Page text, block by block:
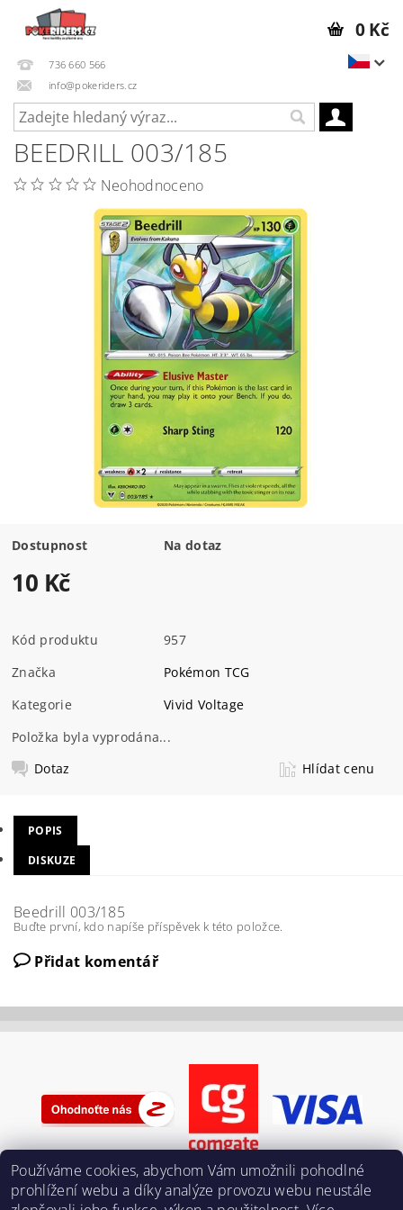
736 660 566
info@pokeriders.cz
0 Kč
BEEDRILL 003/185
Neohodnoceno
Dostupnost Na dotaz
10 Kč
Kód produktu
957
Značka
Pokémon TCG
Kategorie
Vivid Voltage
Položka byla vyprodána...
Dotaz
Hlídat cenu
POPIS
DISKUZE
Beedrill 003/185
Buďte první, kdo napíše příspěvek k této položce.
Přidat komentář
Používáme cookies, abychom Vám umožnili pohodlné
prohlížení webu a díky analýze provozu webu neustále